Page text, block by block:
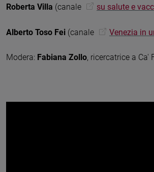
Roberta Villa (canale su salute e
Alberto Toso Fei (canale Venezia in
Modera: Fabiana Zollo, ricercatrice a Ca'